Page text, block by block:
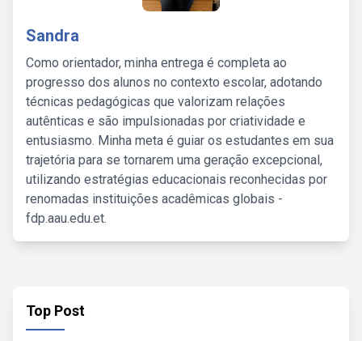
Sandra
Como orientador, minha entrega é completa ao
progresso dos alunos no contexto escolar, adotando
técnicas pedagógicas que valorizam relações
autênticas e são impulsionadas por criatividade e
entusiasmo. Minha meta é guiar os estudantes em sua
trajetória para se tornarem uma geração excepcional,
utilizando estratégias educacionais reconhecidas por
renomadas instituições acadêmicas globais -
fdp.aau.edu.et.
Top Post